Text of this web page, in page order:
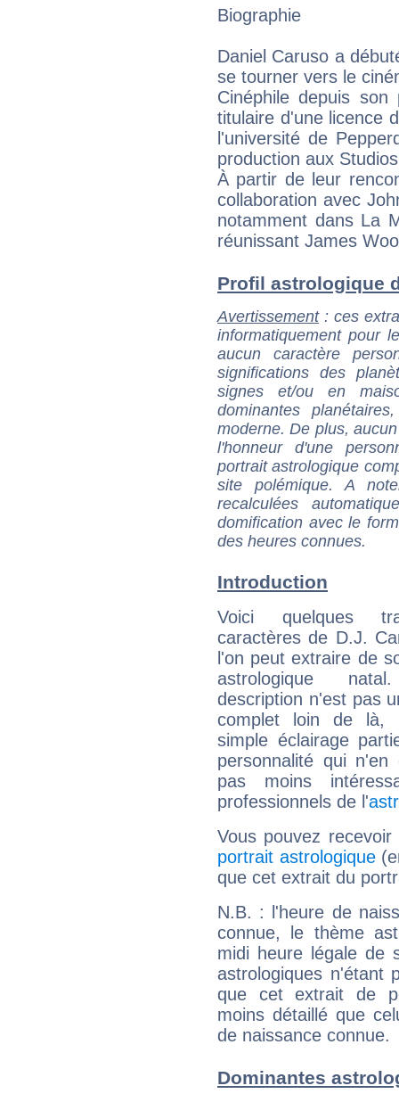
Biographie
Daniel Caruso a
se tourner vers le
Cinéphile depuis
titulaire d'une licence
l'université de
production aux
À partir de leur
collaboration avec
notamment dans La
réunissant James
Profil astrologique
Avertissement: ces
informatiquement pour
aucun caractère
significations des
signes et/ou en
dominantes
moderne. De plus,
l'honneur d'une
portrait astrologique
site polémique. A
recalculées
domification avec le
des heures connues.
Introduction
Voici quelques
caractères de D.J.
l'on peut extraire de
astrologique
description n'est pas
complet loin de là,
simple éclairage
personnalité qui n'en
pas moins
professionnels de l'
Vous pouvez
portrait astrologique
que cet extrait du
N.B. : l'heure de
connue, le thème
midi heure légale de
astrologiques n'étant
que cet extrait de
moins détaillé que
de naissance connue.
Dominantes